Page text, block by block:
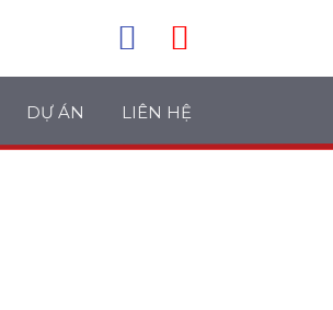
DỰ ÁN LIÊN HỆ